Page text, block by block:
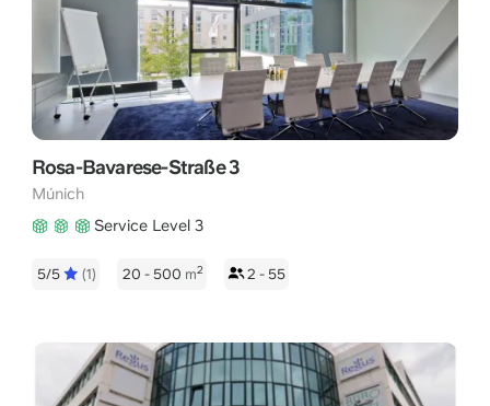
Rosa-Bavarese-Straße 3
Múnich
Service Level 3
5/5 (1) 20 - 500 m2 2 - 55